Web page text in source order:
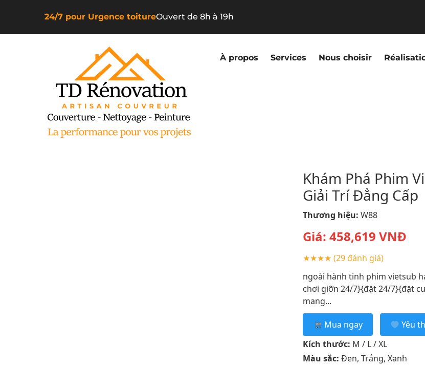
24/7 pour Urgence toitureOuvert de 8h à 19h
À propos Services Nous choisir
Khám Phá Phim
Giải Trí Đẳng Cấp
Thương hiệu: W88
Giá: 458,619 VNĐ
★★★★ (29 đánh giá)
ngoài hành tinh phim vietsub
chơi giỡn 24/7}{đặt 24/7}{đặt
mang...
Mua ngay
Yêu
Kích thước: M / L / XL
Màu sắc: Đen, Trắng, Xanh